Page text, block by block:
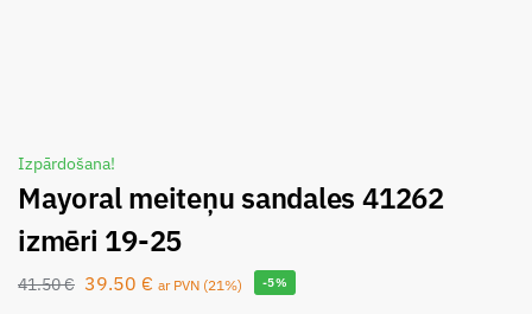
Izpārdošana!
Mayoral meiteņu sandales 41262
izmēri 19-25
41.50€ 39.50 € ar PVN (21%) -5%